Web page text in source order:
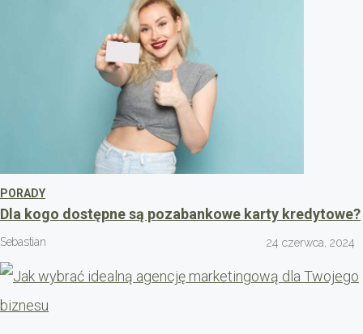
PORADY
Dla kogo dostępne są pozabankowe karty kredytowe?
Sebastian 24 czerwca, 2024